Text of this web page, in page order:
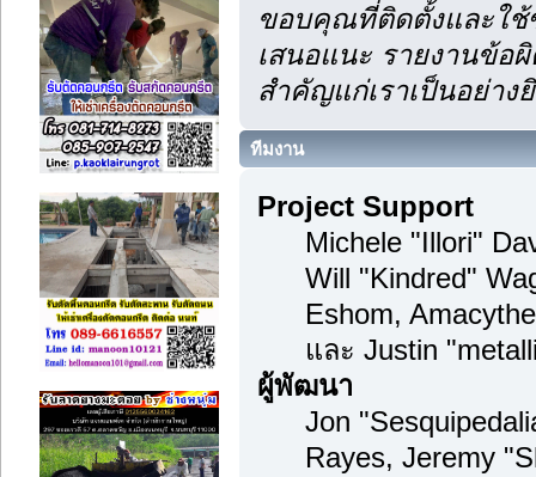
ขอบคุณที่ติดตั้งและใช้
เสนอแนะ รายงานข้อ
สำคัญแก่เราเป็นอย่าง
ทีมงาน
Project Support
Michele "Illori"
Will "Kindred"
Eshom,
และ Justin
ผู้พัฒนา
Jon
Rayes, Jeremy